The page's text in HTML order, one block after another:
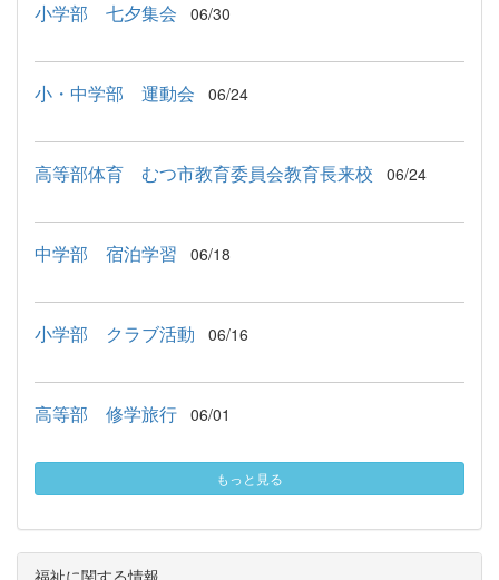
小学部 七夕集会 06/30
小・中学部 運動会 06/24
高等部体育 むつ市教育委員会教育長来校 06/24
中学部 宿泊学習 06/18
小学部 クラブ活動 06/16
高等部 修学旅行 06/01
もっと見る